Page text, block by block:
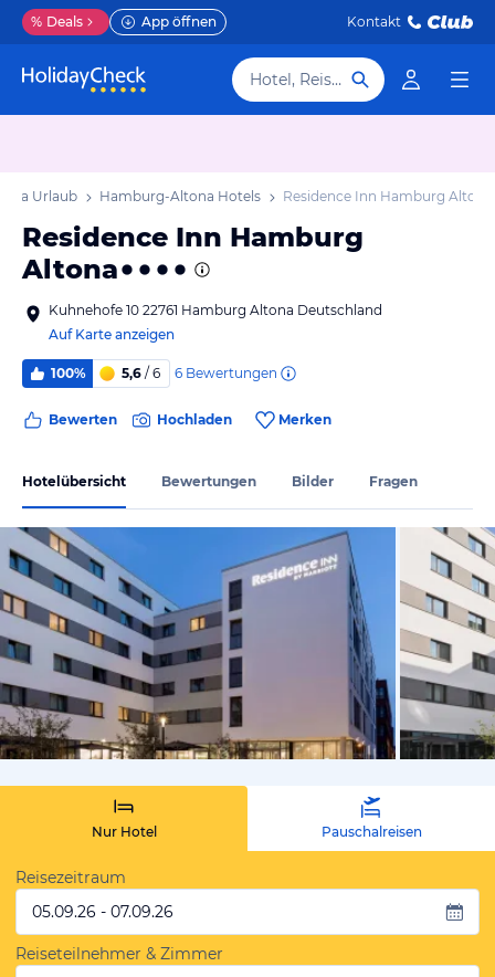
% Deals App öffnen Kontakt
Hotel, Reiseziel
Urlaub Hamburg-Altona Hotels Residence Inn Hamburg Altona
Residence Inn Hamburg
Altona
Kuhnehofe 10 22761 Hamburg Altona Deutschland
Auf Karte anzeigen
100% 5,6 / 6 6 Bewertungen
Bewerten Hochladen Merken
Hotelübersicht Bewertungen Bilder Fragen
von
Nur Hotel Pauschalreisen
Reisezeitraum
05.09.26 - 07.09.26
Reiseteilnehmer & Zimmer